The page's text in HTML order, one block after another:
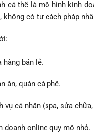
cá thể là mô hình kinh
, không có tư cách pháp
hàng bán lẻ.
ăn, quán cà phê.
vụ cá nhân (spa, sửa
doanh online quy mô nhỏ.